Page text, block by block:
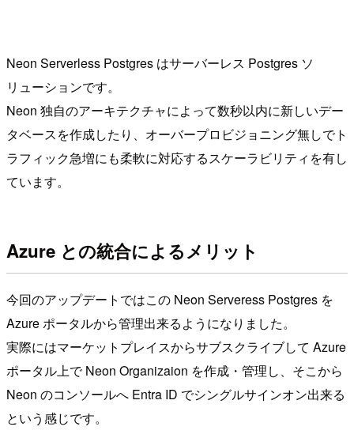
Neon Serverless Postgres はサーバーレス Postgres ソ
リューションです。
Neon 独自のアーキテクチャによって数秒以内に新しいデー
タベースを作成したり、オーバープロビジョニング無しでト
ラフィック急増にも柔軟に対応するスケーラビリティを有し
ています。
Azure との統合によるメリット
今回のアップデートではこの Neon Serveress Postgres を
Azure ポータルから管理出来るようになりました。
実際にはマーケットプレイスからサブスクライブして Azure
ポータル上で Neon Organizaion を作成・管理し、そこから
Neon のコンソールへ Entra ID でシングルサインオン出来る
という感じです。